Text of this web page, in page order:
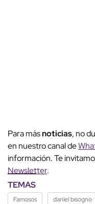
Para másnoticias, no
en nuestro canal de
información. Te
Newsletter.
TEMAS
Famosos daniel bisogno